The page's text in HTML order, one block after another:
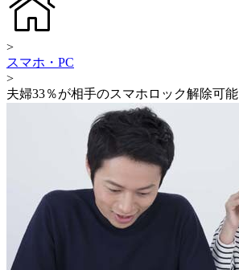
>
スマホ・PC
>
夫婦33％が相手のスマホロック解除可能